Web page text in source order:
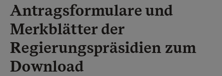
Antragsformulare und
Merkblätter der
Regierungspräsidien zum
Download